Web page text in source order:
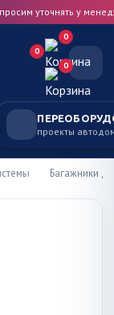
уточнять у
0
0
0
проекты
Багажники